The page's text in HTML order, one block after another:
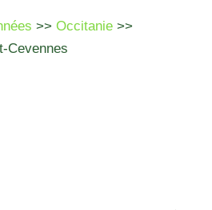
>> Occitanie>>
Cevennes